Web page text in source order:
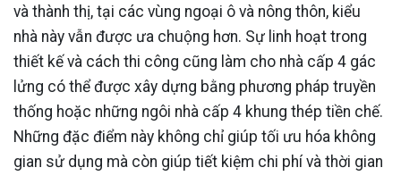
và thành thị, tại các vùng ngoại ô và nông thôn, kiểu
nhà này vẫn được ưa chuộng hơn. Sự linh hoạt trong
thiết kế và cách thi công cũng làm cho nhà cấp 4 gác
lửng có thể được xây dựng bằng phương pháp truyền
thống hoặc những ngôi nhà cấp 4 khung thép tiền chế.
Những đặc điểm này không chỉ giúp tối ưu hóa không
gian sử dụng mà còn giúp tiết kiệm chi phí và thời gian